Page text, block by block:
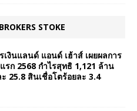
STOKE
เงินแลนด์ แอนด์ เฮ้าส์ เผยผลการ
รก 2568 กำไรสุทธิ 1,121 ล้าน
25.8 สินเชื่อโตร้อยละ 3.4